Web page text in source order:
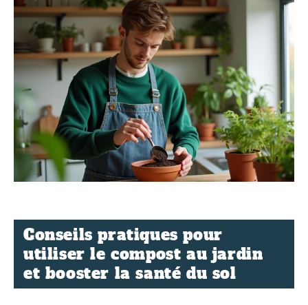
Conseils pratiques pour
utiliser le compost au jardin
et booster la santé du sol